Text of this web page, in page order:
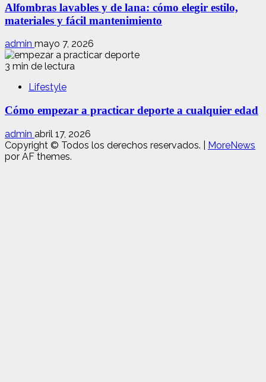
Alfombras lavables y de lana: cómo elegir estilo,
materiales y fácil mantenimiento
admin mayo 7, 2026
3 min de lectura
Lifestyle
Cómo empezar a practicar deporte a cualquier edad
admin abril 17, 2026
Copyright © Todos los derechos reservados.
MoreNews
por AF themes.